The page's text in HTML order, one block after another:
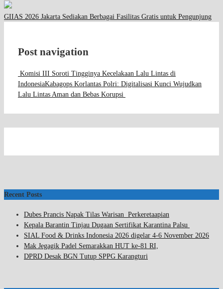
GIIAS 2026 Jakarta Sediakan Berbagai Fasilitas Gratis untuk Pengunjung
Post navigation
Komisi III Soroti Tingginya Kecelakaan Lalu Lintas di
IndonesiaKabagops Korlantas Polri: Digitalisasi Kunci Wujudkan
Lalu Lintas Aman dan Bebas Korupsi
Recent Posts
Dubes Prancis Napak Tilas Warisan Perkeretaapian
Kepala Barantin Tinjau Dugaan Sertifikat Karantina Palsu
SIAL Food & Drinks Indonesia 2026 digelar 4-6 November 2026
Mak Jegagik Padel Semarakkan HUT ke-81 RI,
DPRD Desak BGN Tutup SPPG Karangturi